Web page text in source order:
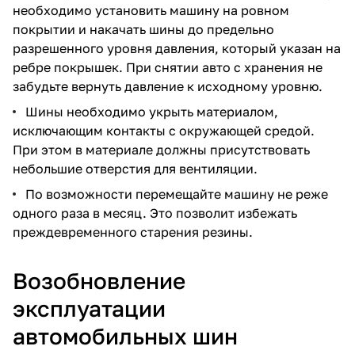
необходимо установить машину на ровном
покрытии и накачать шины до предельно
разрешенного уровня давления, который указан на
ребре покрышек. При снятии авто с хранения не
забудьте вернуть давление к исходному уровню.
Шины необходимо укрыть материалом,
исключающим контакты с окружающей средой.
При этом в материале должны присутствовать
небольшие отверстия для вентиляции.
По возможности перемещайте машину не реже
одного раза в месяц. Это позволит избежать
преждевременного старения резины.
Возобновление
эксплуатации
автомобильных шин